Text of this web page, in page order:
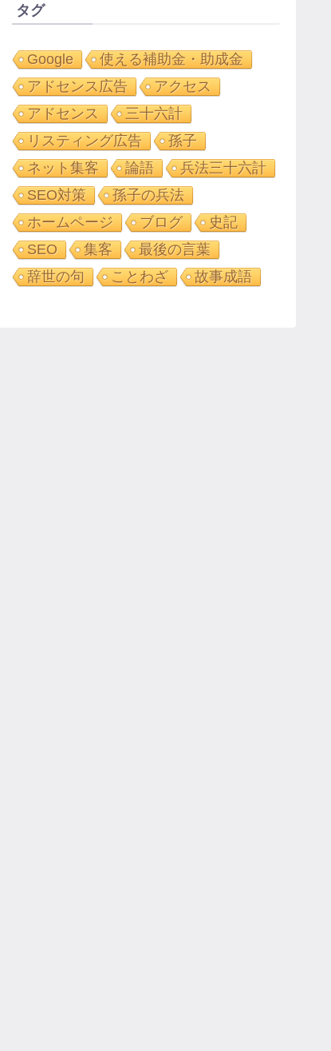
タグ
Google
使える補助金・助成金
アドセンス広告
アクセス
アドセンス
三十六計
リスティング広告
孫子
ネット集客
論語
兵法三十六計
SEO対策
孫子の兵法
ホームページ
ブログ
史記
SEO
集客
最後の言葉
辞世の句
ことわざ 故事成語